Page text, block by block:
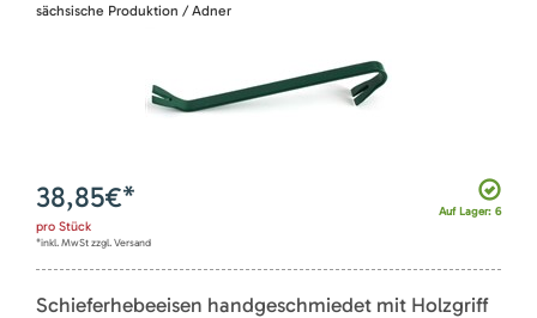
sächsische Produktion / Adner
Auf Lager: 6
38,85€*
pro Stück
*inkl. MwSt zzgl. Versand
Schieferhebeeisen handgeschmiedet mit Holzgriff